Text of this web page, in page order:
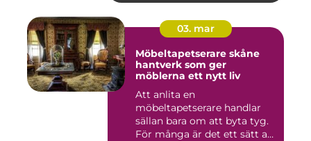
03. mar
Möbeltapetserare skåne
hantverk som ger
möblerna ett nytt liv
Att anlita en
möbeltapetserare handlar
sällan bara om att byta tyg.
För många är det ett sätt att